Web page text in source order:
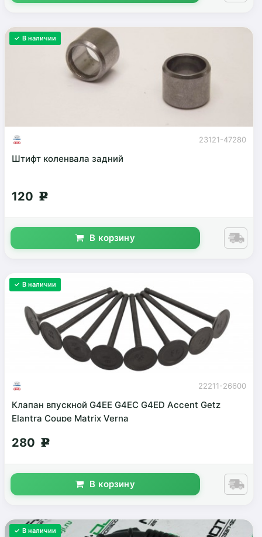
✓ В наличии
23121-47280
Штифт коленвала задний
120 g
В корзину
✓ В наличии
22211-26600
Клапан впускной G4EE G4EC G4ED Accent Getz
Elantra Coupe Matrix Verna
280 g
В корзину
✓ В наличии